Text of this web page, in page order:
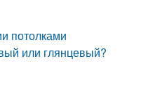
потолками
или глянцевый?